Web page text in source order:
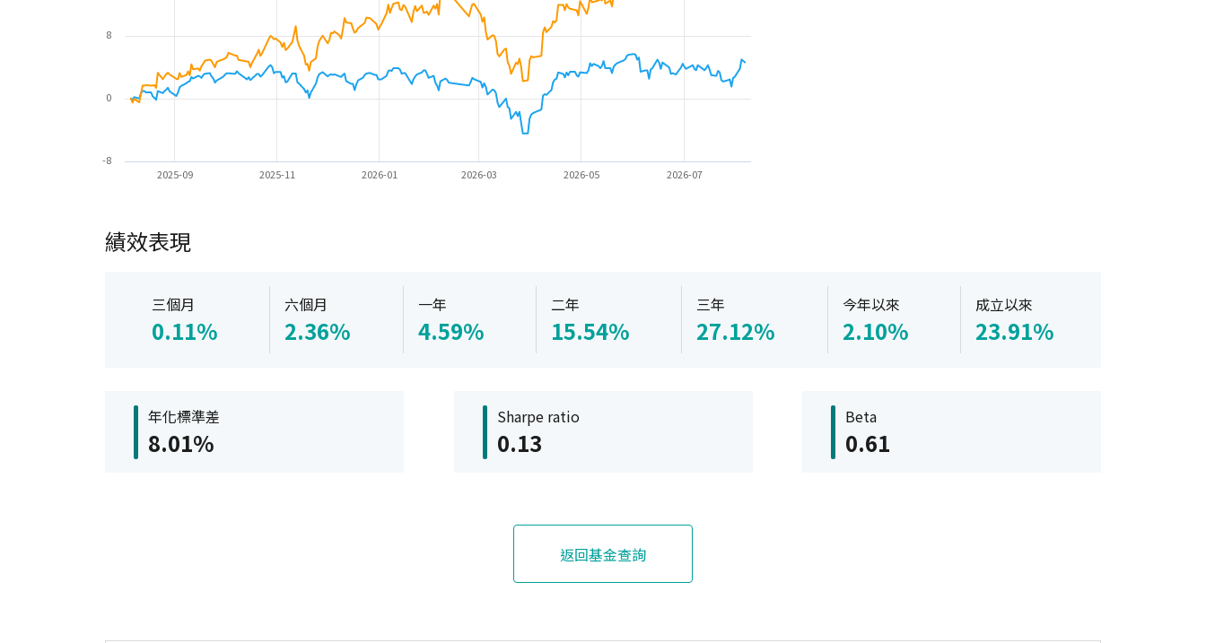
2025-09 2025-11 2026-01 2026-03 2026-05 2026-07
-8
0
8
績效表現
三個月
0.11%
六個月
2.36%
一年
4.59%
二年
15.54%
三年
27.12%
今年以來
2.10%
成立以來
23.91%
年化標準差
8.01%
Sharpe ratio
0.13
Beta
0.61
返回基金查詢